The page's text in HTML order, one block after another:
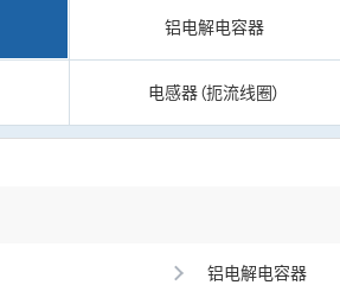
铝电解电容器
电感器（扼流线圈）
铝电解电容器